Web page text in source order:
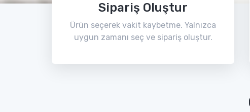
Sipariş Oluştur
Ürün seçerek vakit kaybetme. Yalnızca
uygun zamanı seç ve sipariş oluştur.